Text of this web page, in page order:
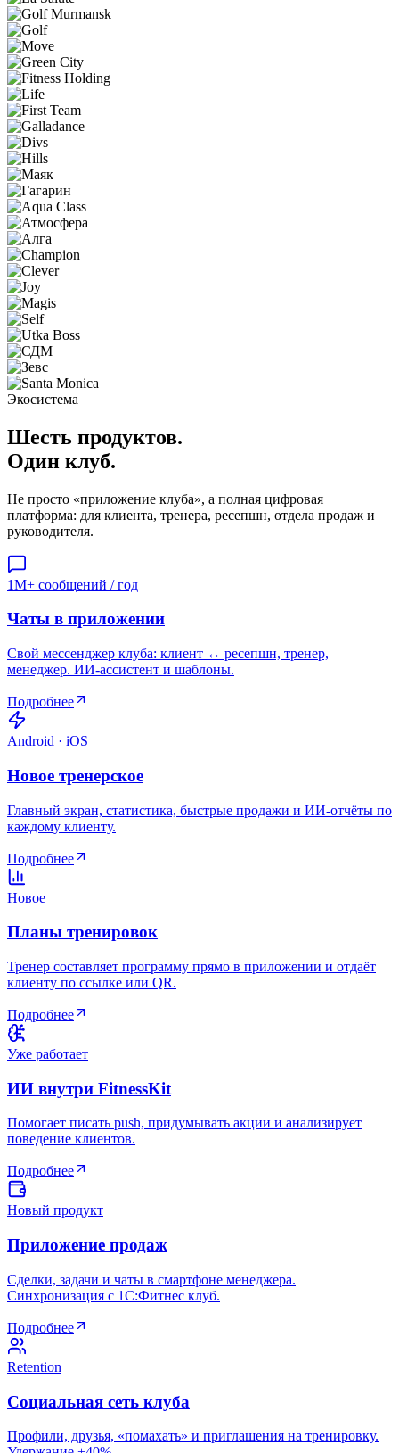
Экосистема
Шесть продуктов.
Один клуб.
Не просто «приложение клуба», а полная цифровая
платформа: для клиента, тренера, ресепшн, отдела продаж и
руководителя.
1M+ сообщений / год
Чаты в приложении
Свой мессенджер клуба: клиент ↔ ресепшн, тренер,
менеджер. ИИ-ассистент и шаблоны.
Подробнее
Android · iOS
Новое тренерское
Главный экран, статистика, быстрые продажи и ИИ-отчёты по
каждому клиенту.
Подробнее
Новое
Планы тренировок
Тренер составляет программу прямо в приложении и отдаёт
клиенту по ссылке или QR.
Подробнее
Уже работает
ИИ внутри FitnessKit
Помогает писать push, придумывать акции и анализирует
поведение клиентов.
Подробнее
Новый продукт
Приложение продаж
Сделки, задачи и чаты в смартфоне менеджера.
Синхронизация с 1С:Фитнес клуб.
Подробнее
Retention
Социальная сеть клуба
Профили, друзья, «помахать» и приглашения на тренировку.